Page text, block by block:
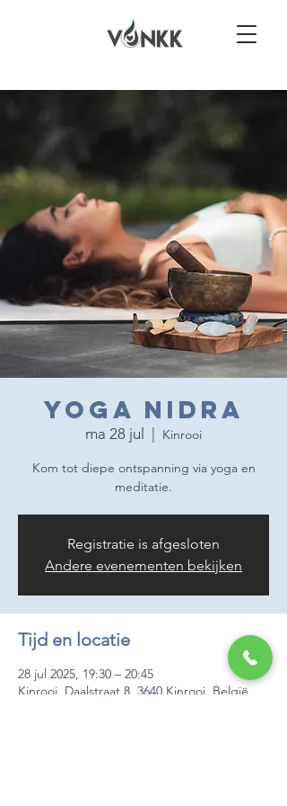
Yoga Nidra
ma 28 jul Kinrooi
Kom tot diepe ontspanning via yoga en
meditatie.
Registratie is afgesloten
Andere evenementen bekijken
Tijd en locatie
28 jul 2025, 19:30 – 20:45
Kinrooi, Daalstraat 8, 3640 Kinrooi, België